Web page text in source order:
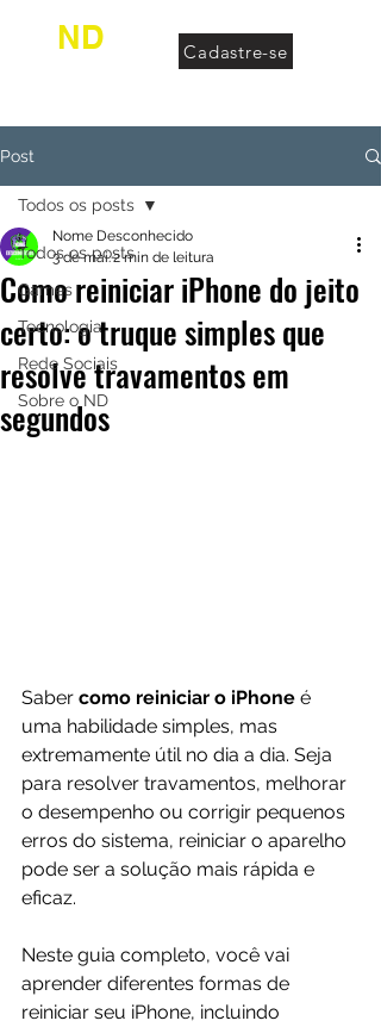
ND Cadastre-se
Post
Todos os posts
Games
Tecnologia
Rede Sociais
Sobre o ND
Todos os posts
Como reiniciar iPhone do jeito
certo: o truque simples que
resolve travamentos em
segundos
Nome Desconhecido
3 de mai.2 min de leitura
Saber como reiniciar o iPhone é
uma habilidade simples, mas
extremamente útil no dia a dia. Seja
para resolver travamentos, melhorar
o desempenho ou corrigir pequenos
erros do sistema, reiniciar o aparelho
pode ser a solução mais rápida e
eficaz.
Neste guia completo, você vai
aprender diferentes formas de
reiniciar seu iPhone, incluindo